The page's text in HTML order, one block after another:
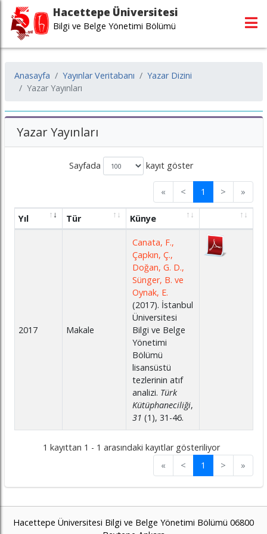
Hacettepe Üniversitesi
Bilgi ve Belge Yönetimi Bölümü
Anasayfa Yayınlar Veritabanı
Yazar Dizini
Yazar Yayınları
Yazar Yayınları
Sayfada kayıt göster
« < 1 > »
Yıl Tür Künye
2017 Makale
Canata, F.,
Çapkın, Ç.,
Doğan, G. D.,
Sünger, B. ve
Oynak, E.
(2017). İstanbul
Üniversitesi
Bilgi ve Belge
Yönetimi
Bölümü
lisansüstü
tezlerinin atıf
analizi. Türk
Kütüphaneciliği,
31 (1), 31-46.
1 kayıttan 1 - 1 arasındaki kayıtlar gösteriliyor
«
< 1 > »
Hacettepe Üniversitesi Bilgi ve Belge Yönetimi Bölümü 06800